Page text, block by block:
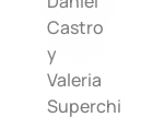
Castro
y
Valeria
Superchi